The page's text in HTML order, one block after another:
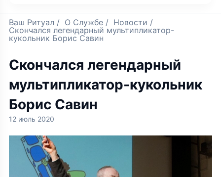
Ваш Ритуал / О Службе / Новости /
Скончался легендарный мультипликатор-
кукольник Борис Савин
Скончался легендарный
мультипликатор-кукольник
Борис Савин
12 июль 2020